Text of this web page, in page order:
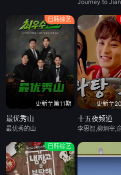
日韩综艺
更新至第11期
最优秀山
最优秀的山
更新至
十五夜频道
日韩综艺